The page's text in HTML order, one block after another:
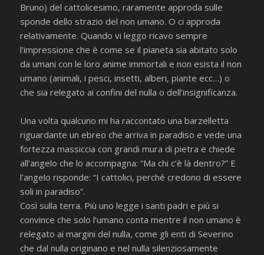
Bruno) del cattolicesimo, raramente approda sulle
sponde dello strazio del non umano. O ci approda
relativamente. Quando vi leggo ricavo sempre
l’impressione che è come se il pianeta sia abitato solo
da umani con le loro anime immortali e non esista il non
umano (animali, i pesci, insetti, alberi, piante ecc…) o
che sia relegato ai confini del nulla o dell’insignificanza.
Una volta qualcuno mi ha raccontato una barzelletta
riguardante un ebreo che arriva in paradiso e vede una
fortezza massiccia con grandi mura di pietra e chiede
all’angelo che lo accompagna: “Ma chi c’è là dentro?” E
l’angelo risponde: “I cattolici, perché credono di essere
soli in paradiso”.
Così sulla terra. Più uno legge i santi padri e più si
convince che solo l’umano conta mentre il non umano è
relegato ai margini del nulla, come gli enti di Severino
che dal nulla originano e nel nulla silenziosamente